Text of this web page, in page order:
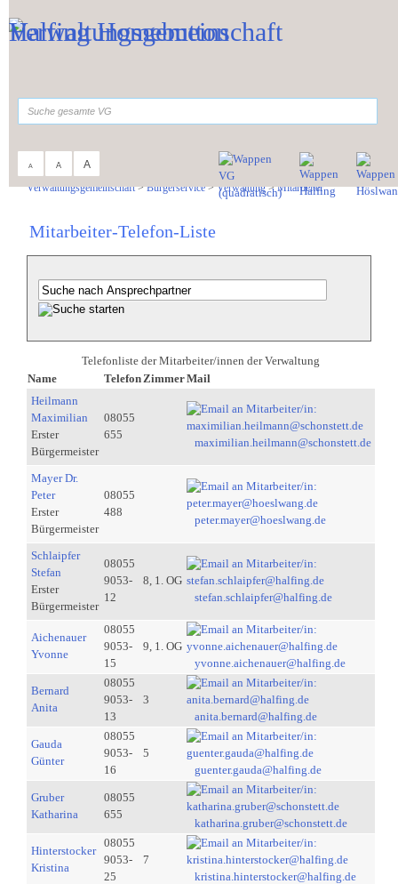
A A A
Verwaltungsgemeinschaft>Bürgerservice>Verwaltung>Mitarbeiter
Mitarbeiter-Telefon-Liste
Telefonliste der Mitarbeiter/innen der Verwaltung
Name
Telefon ZimmerMail
Heilmann
Maximilian
Erster
Bürgermeister
08055
655
maximilian.heilmann@schonstett.de
Mayer Dr.
Peter
Erster
Bürgermeister
08055
488
peter.mayer@hoeslwang.de
Schlaipfer
Stefan
Erster
Bürgermeister
08055
9053-
12
8, 1. OG
stefan.schlaipfer@halfing.de
Aichenauer
Yvonne
08055
9053-
15
9, 1. OG
yvonne.aichenauer@halfing.de
Bernard
Anita
08055
9053-
13
3
anita.bernard@halfing.de
Gauda
Günter
08055
9053-
16
5
guenter.gauda@halfing.de
Gruber
Katharina
08055
655
katharina.gruber@schonstett.de
Hinterstocker
Kristina
08055
9053-
25
7
kristina.hinterstocker@halfing.de